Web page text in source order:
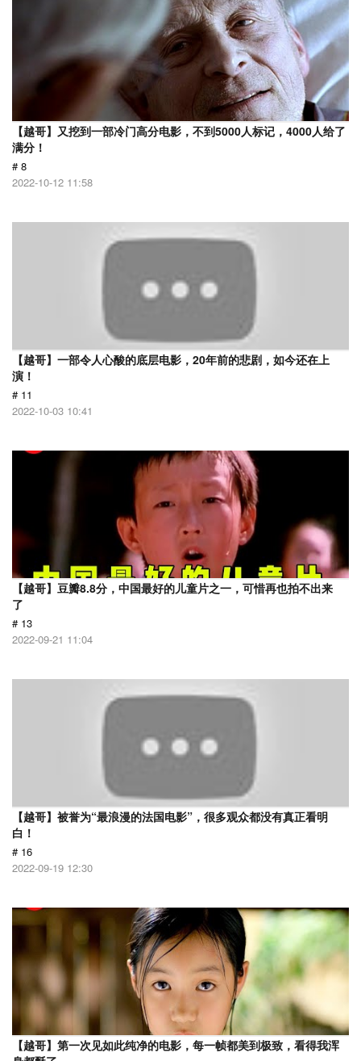
【越哥】又挖到一部冷门高分电影，不到5000人标记，4000人给了
满分！
# 8
2022-10-12 11:58
【越哥】一部令人心酸的底层电影，20年前的悲剧，如今还在上
演！
# 11
2022-10-03 10:41
【越哥】豆瓣8.8分，中国最好的儿童片之一，可惜再也拍不出来
了
# 13
2022-09-21 11:04
【越哥】被誉为“最浪漫的法国电影”，很多观众都没有真正看明
白！
# 16
2022-09-19 12:30
【越哥】第一次见如此纯净的电影，每一帧都美到极致，看得我浑